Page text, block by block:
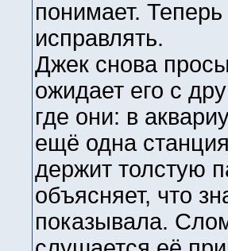
понимает.
исправлять.
Джек снова
ожидает его с
где они: в
ещё одна
держит толстую
объясняет, что
показывала.